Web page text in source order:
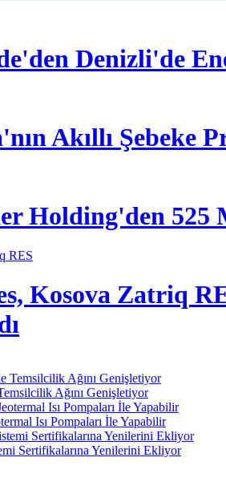
Denizli'de
Akıllı Şebeke
Holding'den 525
Kosova Zatriq
Ağını Genişletiyor
Isı Pompaları İle Yapabilir
Sertifikalarına Yenilerini Ekliyor